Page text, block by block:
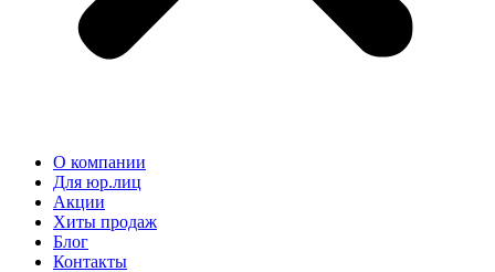
О компании
Для юр.лиц
Акции
Хиты продаж
Блог
Контакты